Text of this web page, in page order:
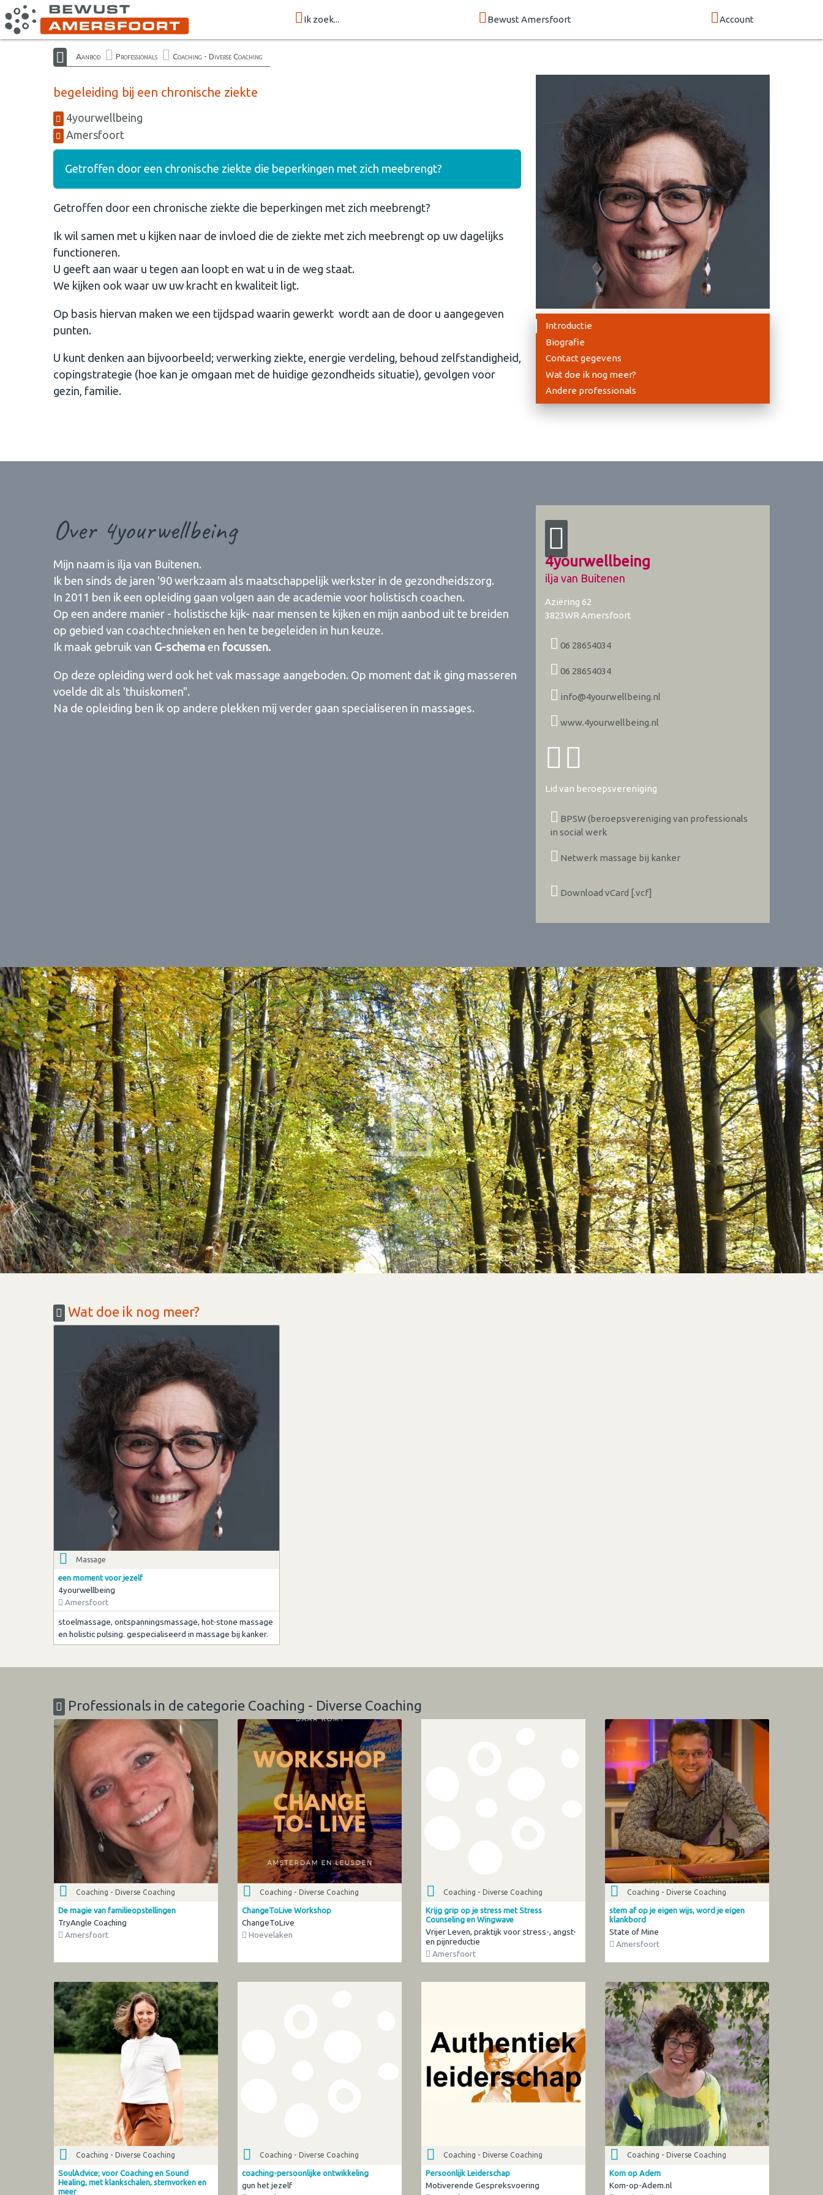
Ik zoek... Bewust Amersfoort Account
Aanbod Professionals Coaching - Diverse Coaching
begeleiding bij een chronische ziekte
4yourwellbeing
Amersfoort
Getroffen door een chronische ziekte die beperkingen met zich meebrengt?
Getroffen door een chronische ziekte die beperkingen met zich meebrengt?
Ik wil samen met u kijken naar de invloed die de ziekte met zich meebrengt op uw dagelijks
functioneren.
U geeft aan waar u tegen aan loopt en wat u in de weg staat.
We kijken ook waar uw uw kracht en kwaliteit ligt.
Op basis hiervan maken we een tijdspad waarin gewerkt wordt aan de door u aangegeven
punten.
U kunt denken aan bijvoorbeeld; verwerking ziekte, energie verdeling, behoud zelfstandigheid,
copingstrategie (hoe kan je omgaan met de huidige gezondheids situatie), gevolgen voor
gezin, familie.
Introductie
Biografie
Contact gegevens
Wat doe ik nog meer?
Andere professionals
Over 4yourwellbeing
Mijn naam is ilja van Buitenen.
Ik ben sinds de jaren '90 werkzaam als maatschappelijk werkster in de gezondheidszorg.
In 2011 ben ik een opleiding gaan volgen aan de academie voor holistisch coachen.
Op een andere manier - holistische kijk- naar mensen te kijken en mijn aanbod uit te breiden
op gebied van coachtechnieken en hen te begeleiden in hun keuze.
Ik maak gebruik van G-schemaen focussen.
Op deze opleiding werd ook het vak massage aangeboden. Op moment dat ik ging masseren
voelde dit als 'thuiskomen".
Na de opleiding ben ik op andere plekken mij verder gaan specialiseren in massages.
4yourwellbeing
ilja van Buitenen
Aziëring 62
3823WR Amersfoort
06 28654034
06 28654034
info@4yourwellbeing.nl
www.4yourwellbeing.nl
Lid van beroepsvereniging
BPSW (beroepsvereniging van professionals
in social werk
Netwerk massage bij kanker
Download vCard [.vcf]
Wat doe ik nog meer?
Massage
een moment voor jezelf
4yourwellbeing
Amersfoort
stoelmassage, ontspanningsmassage, hot-stone massage
en holistic pulsing. gespecialiseerd in massage bij kanker.
Professionals in de categorie Coaching - Diverse Coaching
Coaching - Diverse Coaching
De magie van familieopstellingen
TryAngle Coaching
Amersfoort
Coaching - Diverse Coaching
ChangeToLive Workshop
ChangeToLive
Hoevelaken
Coaching - Diverse Coaching
Krijg grip op je stress met Stress
Counseling en Wingwave
Vrijer Leven, praktijk voor stress-, angst-
en pijnreductie
Amersfoort
Coaching - Diverse Coaching
stem af op je eigen wijs, word je eigen
klankbord
State of Mine
Amersfoort
Coaching - Diverse Coaching
SoulAdvice; voor Coaching en Sound
Healing, met klankschalen, stemvorken en
meer
Coaching - Diverse Coaching
coaching-persoonlijke ontwikkeling
gun het jezelf
Coaching - Diverse Coaching
Persoonlijk Leiderschap
Motiverende Gespreksvoering
Coaching - Diverse Coaching
Kom op Adem
Kom-op-Adem.nl